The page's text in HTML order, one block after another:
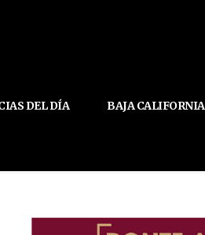
DEL DÍA BAJA CALIFORNIA